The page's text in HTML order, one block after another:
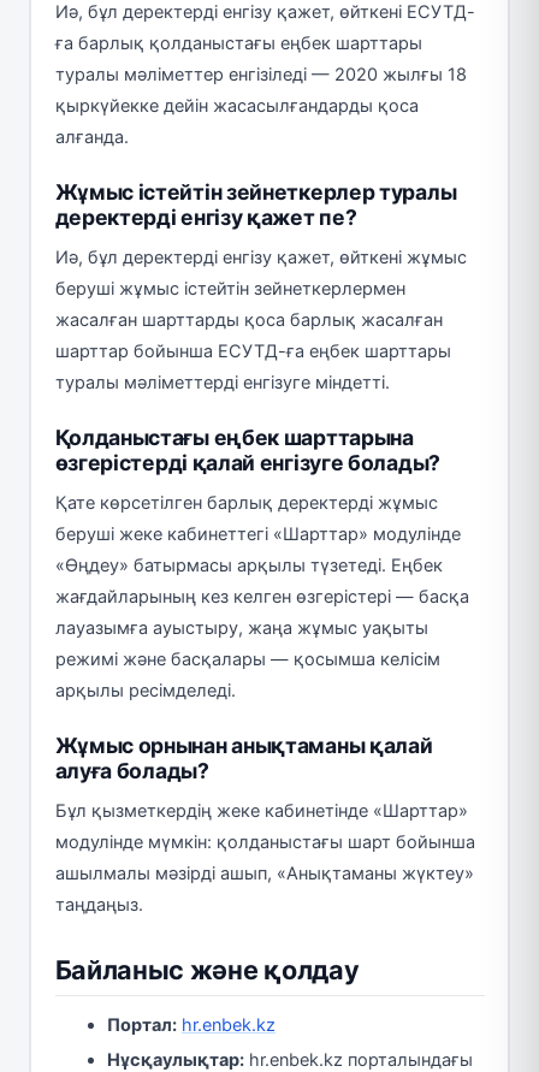
Иә, бұл деректерді енгізу қажет, өйткені ЕСУТД-
ға барлық қолданыстағы еңбек шарттары
туралы мәліметтер енгізіледі — 2020 жылғы 18
қыркүйекке дейін жасасылғандарды қоса
алғанда.
Жұмыс істейтін зейнеткерлер туралы
деректерді енгізу қажет пе?
Иә, бұл деректерді енгізу қажет, өйткені жұмыс
беруші жұмыс істейтін зейнеткерлермен
жасалған шарттарды қоса барлық жасалған
шарттар бойынша ЕСУТД-ға еңбек шарттары
туралы мәліметтерді енгізуге міндетті.
Қолданыстағы еңбек шарттарына
өзгерістерді қалай енгізуге болады?
Қате көрсетілген барлық деректерді жұмыс
беруші жеке кабинеттегі «Шарттар» модулінде
«Өңдеу» батырмасы арқылы түзетеді. Еңбек
жағдайларының кез келген өзгерістері — басқа
лауазымға ауыстыру, жаңа жұмыс уақыты
режимі және басқалары — қосымша келісім
арқылы ресімделеді.
Жұмыс орнынан анықтаманы қалай
алуға болады?
Бұл қызметкердің жеке кабинетінде «Шарттар»
модулінде мүмкін: қолданыстағы шарт бойынша
ашылмалы мәзірді ашып, «Анықтаманы жүктеу»
таңдаңыз.
Байланыс және қолдау
Портал: hr.enbek.kz
Нұсқаулықтар: hr.enbek.kz порталындағы